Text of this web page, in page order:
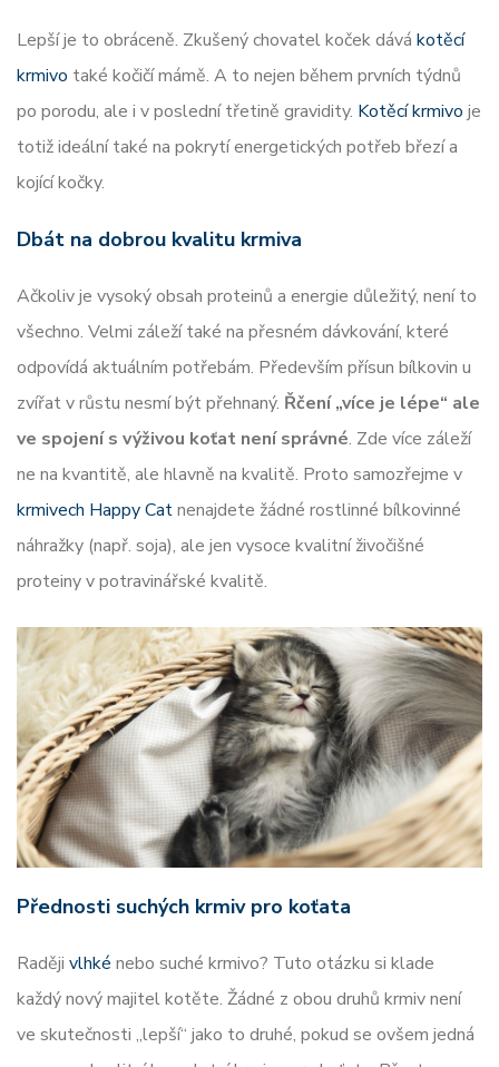
Lepší je to obráceně. Zkušený chovatel koček dává kotěcí
krmivo také kočičí mámě. A to nejen během prvních týdnů
po porodu, ale i v poslední třetině gravidity. Kotěcí krmivo je
totiž ideální také na pokrytí energetických potřeb březí a
kojící kočky.
Dbát na dobrou kvalitu krmiva
Ačkoliv je vysoký obsah proteinů a energie důležitý, není to
všechno. Velmi záleží také na přesném dávkování, které
odpovídá aktuálním potřebám. Především přísun bílkovin u
zvířat v růstu nesmí být přehnaný. Řčení „více je lépe“ ale
ve spojení s výživou koťat není správné. Zde více záleží
ne na kvantitě, ale hlavně na kvalitě. Proto samozřejme v
krmivech Happy Catnenajdete žádné rostlinné bílkovinné
náhražky (např. soja), ale jen vysoce kvalitní živočišné
proteiny v potravinářské kvalitě.
Přednosti suchých krmiv pro koťata
Raději vlhké nebo suché krmivo? Tuto otázku si klade
každý nový majitel kotěte. Žádné z obou druhů krmiv není
ve skutečnosti „lepší“ jako to druhé, pokud se ovšem jedná